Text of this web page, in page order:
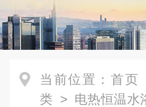
当前位置： 首页
类 > 电热恒温水